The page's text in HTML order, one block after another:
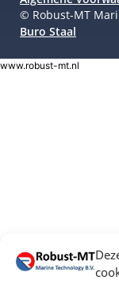
© Robust-MT
Buro Staal
www.robust-mt.nl